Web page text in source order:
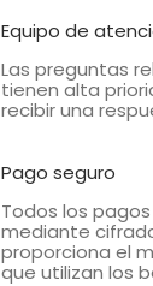
Equipo de
Las preguntas
tienen alta
recibir una
Pago seguro
Todos los
mediante
proporciona el
que utilizan los